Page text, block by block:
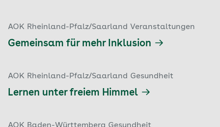
AOK Rheinland-Pfalz/Saarland Veranstaltungen
Gemeinsam für mehr Inklusion
AOK Rheinland-Pfalz/Saarland Gesundheit
Lernen unter freiem Himmel